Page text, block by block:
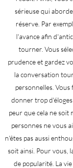
sérieuse qui
réserve. Par
l'avance afin
tourner. Vous
prudence et gardez
la conversation
personnelles.
donner trop
peur que cela ne soit
personnes ne vous
n'êtes pas aussi
soit ainsi. Pour vous,
de popularité. La